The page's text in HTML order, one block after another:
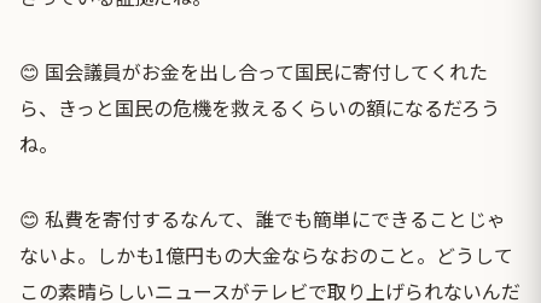
😊 国会議員がお金を出し合って国民に寄付してくれた
ら、きっと国民の危機を救えるくらいの額になるだろう
ね。
😊 私費を寄付するなんて、誰でも簡単にできることじゃ
ないよ。しかも1億円もの大金ならなおのこと。どうして
この素晴らしいニュースがテレビで取り上げられないんだ